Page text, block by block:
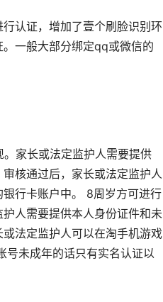
认证，增加了壹个刷脸识别环
一般大部分绑定qq或微信的
家长或法定监护人需要提供
核通过后，家长或法定监护人
行卡账户中。 8周岁方可进行
人需要提供本人身份证件和未
法定监护人可以在淘手机游戏
号未成年的话只有实名认证以